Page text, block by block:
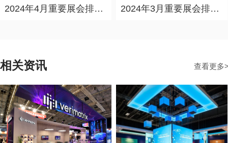
2024年4月重要展会排期信息，展会展台设计搭建公司推荐 2024年3月重要展会排期信息，展台设计搭建公司推荐
相关资讯 查看更多